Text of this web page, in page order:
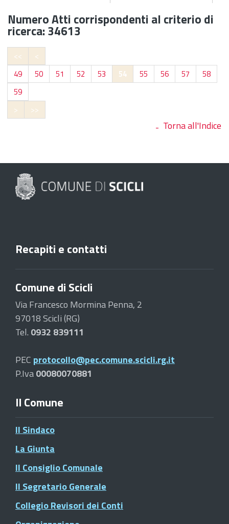
Numero Atti corrispondenti al criterio di
ricerca: 34613
<<
<
49
50 51 52 53 54 55 56 57
58
59
>
>>
Torna all'Indice
Recapiti e contatti
Comune di Scicli
Via Francesco Mormina Penna, 2
97018 Scicli (RG)
Tel. 0932 839111
PEC protocollo@pec.comune.scicli.rg.it
P.Iva00080070881
Il Comune
Il Sindaco
La Giunta
Il Consiglio Comunale
Il Segretario Generale
Collegio Revisori dei Conti